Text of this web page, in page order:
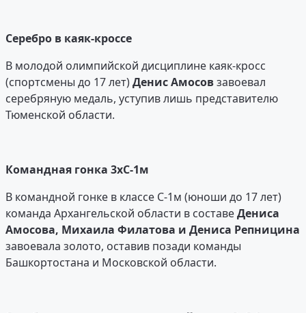
Серебро в каяк-кроссе
В молодой олимпийской дисциплине каяк-кросс
(спортсмены до 17 лет)Денис Амосовзавоевал
серебряную медаль, уступив лишь представителю
Тюменской области.
Командная гонка 3xС-1м
В командной гонке в классе С-1м (юноши до 17 лет)
команда Архангельской области в составеДениса
Амосова, Михаила Филатова и Дениса Репницина
завоевала золото, оставив позади команды
Башкортостана и Московской области.